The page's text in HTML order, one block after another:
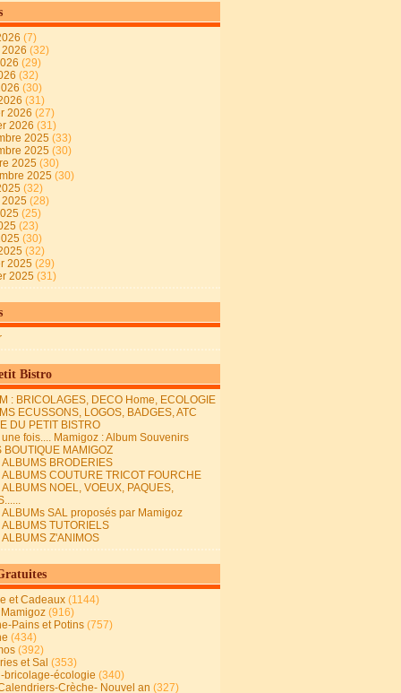
(7)
(32)
(29)
(32)
(30)
(31)
2026 (27)
2026 (31)
2025 (33)
2025 (30)
2025 (30)
2025 (30)
(32)
(28)
(25)
(23)
(30)
(32)
2025 (29)
2025 (31)
Bistro
: BRICOLAGES, DECO Home, ECOLOGIE
ECUSSONS, LOGOS, BADGES, ATC
DU PETIT BISTRO
fois.... Mamigoz : Album Souvenirs
BOUTIQUE MAMIGOZ
ALBUMS BRODERIES
ALBUMS COUTURE TRICOT FOURCHE
ALBUMS NOEL, VOEUX, PAQUES,
ALBUMs SAL proposés par Mamigoz
ALBUMS TUTORIELS
ALBUMS Z'ANIMOS
et Cadeaux (1144)
(916)
Pains et Potins (757)
(434)
(392)
et Sal (353)
bricolage-écologie (340)
Crèche- Nouvel an (327)